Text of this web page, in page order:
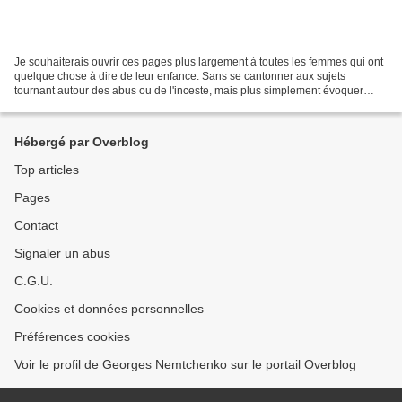
Je souhaiterais ouvrir ces pages plus largement à toutes les femmes qui ont
quelque chose à dire de leur enfance. Sans se cantonner aux sujets
tournant autour des abus ou de l'inceste, mais plus simplement évoquer
Hébergé par Overblog
Top articles
Pages
Contact
Signaler un abus
C.G.U.
Cookies et données personnelles
Préférences cookies
Voir le profil de Georges Nemtchenko sur le portail Overblog